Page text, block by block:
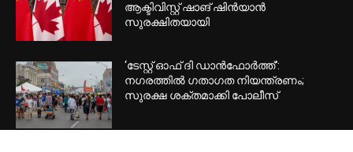
ആക്ടിവിസ്റ്റ് ഷാങ് ഷിൻയാൻ
സുരക്ഷിതയായി
‘ടേസ്റ്റ് ഓഫ് ദി ഡാന്‍ഫോര്‍ത്ത്’:
നഗരത്തില്‍ ഗതാഗത നിയന്ത്രണം;
സുരക്ഷ ശക്തമാക്കി പോലീസ്